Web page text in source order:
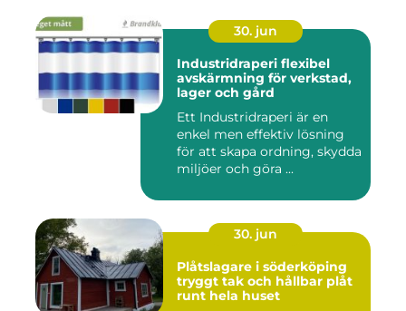
30. jun
Industridraperi flexibel
avskärmning för verkstad,
lager och gård
Ett Industridraperi är en
enkel men effektiv lösning
för att skapa ordning, skydda
miljöer och göra ...
30. jun
Plåtslagare i söderköping
tryggt tak och hållbar plåt
runt hela huset